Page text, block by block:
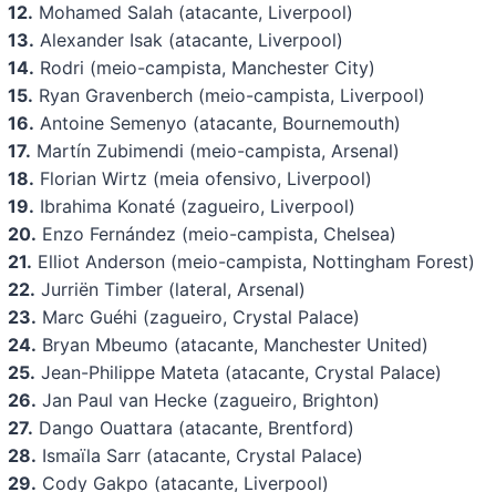
12. Mohamed Salah (atacante, Liverpool)
13. Alexander Isak (atacante, Liverpool)
14. Rodri (meio-campista, Manchester City)
15. Ryan Gravenberch (meio-campista, Liverpool)
16. Antoine Semenyo (atacante, Bournemouth)
17. Martín Zubimendi (meio-campista, Arsenal)
18. Florian Wirtz (meia ofensivo, Liverpool)
19. Ibrahima Konaté (zagueiro, Liverpool)
20. Enzo Fernández (meio-campista, Chelsea)
21. Elliot Anderson (meio-campista, Nottingham Forest)
22. Jurriën Timber (lateral, Arsenal)
23. Marc Guéhi (zagueiro, Crystal Palace)
24. Bryan Mbeumo (atacante, Manchester United)
25. Jean-Philippe Mateta (atacante, Crystal Palace)
26. Jan Paul van Hecke (zagueiro, Brighton)
27. Dango Ouattara (atacante, Brentford)
28. Ismaïla Sarr (atacante, Crystal Palace)
29. Cody Gakpo (atacante, Liverpool)